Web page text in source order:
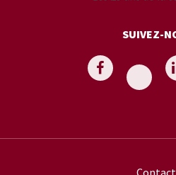
SUIVEZ-